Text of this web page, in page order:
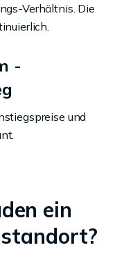
Verhältnis. Die
-
und
ein